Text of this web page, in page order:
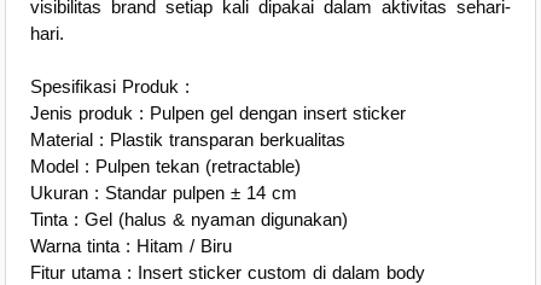
visibilitas brand setiap kali dipakai dalam aktivitas sehari-
hari.
Spesifikasi Produk :
Jenis produk : Pulpen gel dengan insert sticker
Material : Plastik transparan berkualitas
Model : Pulpen tekan (retractable)
Ukuran : Standar pulpen ± 14 cm
Tinta : Gel (halus & nyaman digunakan)
Warna tinta : Hitam / Biru
Fitur utama : Insert sticker custom di dalam body